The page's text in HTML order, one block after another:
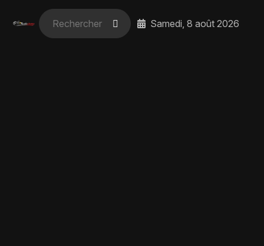
Samedi, 8 août 2026